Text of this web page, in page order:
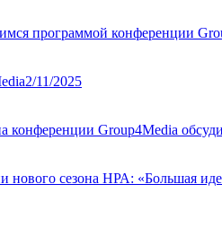
программой конференции
2/11/2025
конференции Group4Media
нового сезона НРА: «Большая